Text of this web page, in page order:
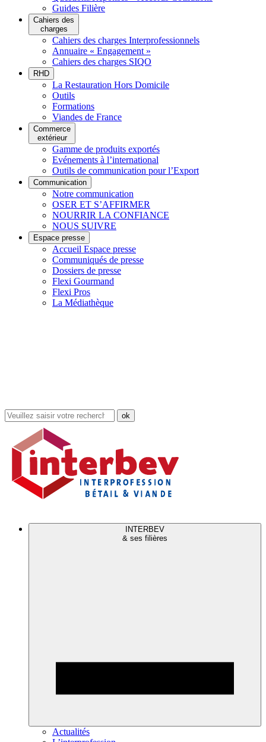
Guides Filière
Cahiers des
charges
Cahiers des charges Interprofessionnels
Annuaire « Engagement »
Cahiers des charges SIQO
RHD
La Restauration Hors Domicile
Outils
Formations
Viandes de France
Commerce
extérieur
Gamme de produits exportés
Evénements à l’international
Outils de communication pour l’Export
Communication
Notre communication
OSER ET S’AFFIRMER
NOURRIR LA CONFIANCE
NOUS SUIVRE
Espace presse
Accueil Espace presse
Communiqués de presse
Dossiers de presse
Flexi Gourmand
Flexi Pros
La Médiathèque
Rechercher
dans
site
INTERBEV
& ses filières
Actualités